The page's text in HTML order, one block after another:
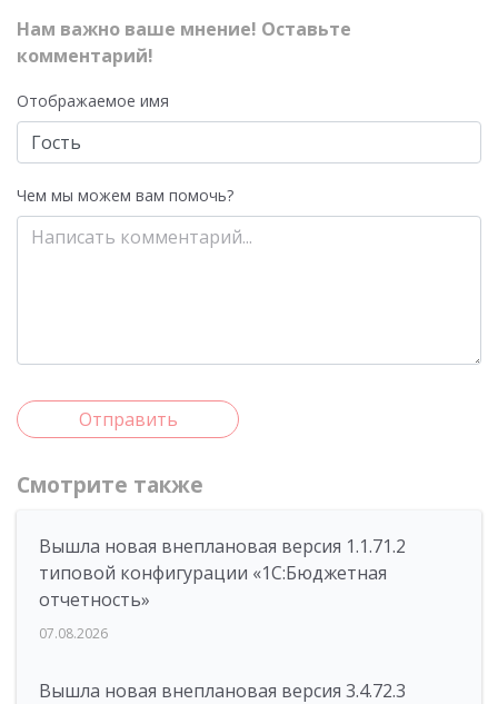
Нам важно ваше мнение! Оставьте
комментарий!
Отображаемое имя
Чем мы можем вам помочь?
Отправить
Смотрите также
Вышла новая внеплановая версия 1.1.71.2
типовой конфигурации «1C:Бюджетная
отчетность»
07.08.2026
Вышла новая внеплановая версия 3.4.72.3